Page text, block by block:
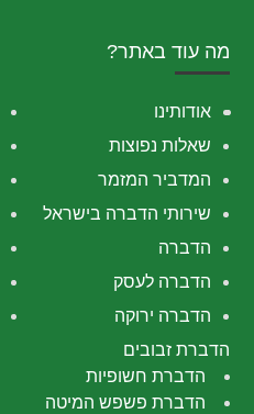
מה עוד באתר?
אודותינו
שאלות נפוצות
המדביר המזמר
שירותי הדברה בישראל
הדברה
הדברה לעסק
הדברה ירוקה
הדברת זבובים
הדברת חשופיות
הדברת פשפש המיטה